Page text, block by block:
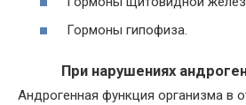
Гормоны гипофиза.
При нарушениях
Андрогенная функция организма в